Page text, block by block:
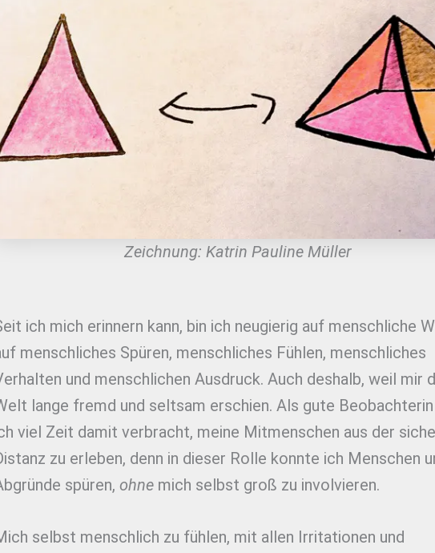
Zeichnung: Katrin Pauline Müller
ich mich erinnern kann, bin ich neugierig auf menschliche
menschliches Spüren, menschliches Fühlen, menschliches
und menschlichen Ausdruck. Auch deshalb, weil mir
lange fremd und seltsam erschien. Als gute Beobachterin
viel Zeit damit verbracht, meine Mitmenschen aus der
zu erleben, denn in dieser Rolle konnte ich Menschen
spüren, ohne mich selbst groß zu involvieren.
selbst menschlich zu fühlen, mit allen Irritationen und